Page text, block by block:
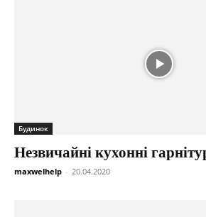
Будинок
Незвичайні кухонні
maxwelhelp - 20.04.2020